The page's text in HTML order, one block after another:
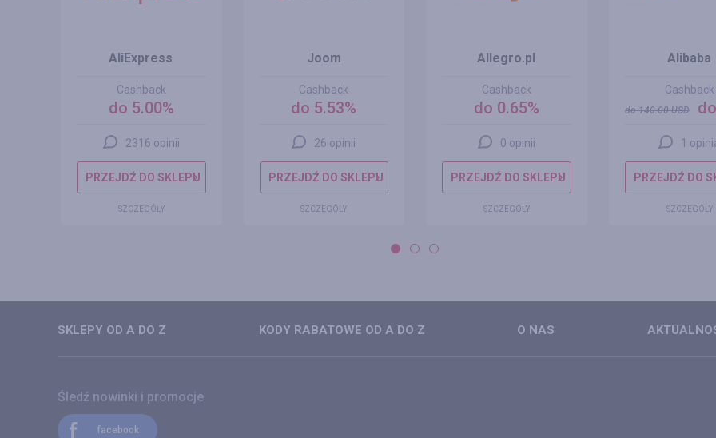
AliExpress
Cashback
do 5.00%
2316 opinii
PRZEJDŹ DO SKLEPU
SZCZEGÓŁY
Joom
Cashback
do 5.53%
26 opinii
PRZEJDŹ DO SKLEPU
SZCZEGÓŁY
Allegro.pl
Cashback
do 0.65%
0 opinii
PRZEJDŹ DO SKLEPU
SZCZEGÓŁY
Alibaba
Cashback
do140.00USD
1
PRZEJDŹ DO
SZCZEGÓŁY
SKLEPY OD A DO Z KODY RABATOWE OD A DO Z O NAS
Śledź nowinki i promocje
facebook